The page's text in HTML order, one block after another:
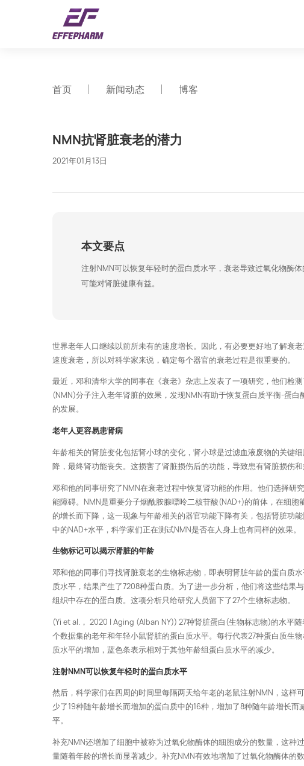
首页 新闻动态 博客
NMN抗肾脏衰老的潜力
2021年01月13日
本文要点
注射NMN可以恢复年轻时的蛋白质水平，衰老导致过氧化物酶
可能对肾脏健康有益。
世界老年人口继续以前所未有的速度增长。因此，有必要更好地了解衰
速度衰老，所以对科学家来说，确定每个器官的衰老过程是很重要的。
最近，邓和清华大学的同事在《衰老》杂志上发表了一项研究，他们检
(NMN)分子注入老年肾脏的效果，发现NMN有助于恢复蛋白质平衡-蛋
的发展。
老年人更容易患肾病
年龄相关的肾脏变化包括肾小球的变化，肾小球是过滤血液废物的关键
降，最终肾功能丧失。这损害了肾脏损伤后的功能，导致患有肾脏损伤和
邓和他的同事研究了NMN在衰老过程中恢复肾功能的作用。他们选择
能障碍。NMN是重要分子烟酰胺腺嘌呤二核苷酸(NAD+)的前体，在细
的增长而下降，这一现象与年龄相关的器官功能下降有关，包括肾脏功
中的NAD+水平，科学家们正在测试NMN是否在人身上也有同样的效果。
生物标记可以揭示肾脏的年龄
邓和他的同事们寻找肾脏衰老的生物标志物，即表明肾脏年龄的蛋白质
质水平，结果产生了7208种蛋白质。为了进一步分析，他们将这些结
组织中存在的蛋白质。这项分析只给研究人员留下了27个生物标志物。
(Yi et al.， 2020 | Aging (Alban NY)) 27种肾脏蛋白(生物标志物)的水平
个数据集的老年和年轻小鼠肾脏的蛋白质水平。每行代表27种蛋白质生
质水平的增加，蓝色条表示相对于其他年龄组蛋白质水平的减少。
注射NMN可以恢复年轻时的蛋白质水平
然后，科学家们在四周的时间里每隔两天给年老的老鼠注射NMN，这
少了19种随年龄增长而增加的蛋白质中的16种，增加了8种随年龄增长
平。
补充NMN还增加了细胞中被称为过氧化物酶体的细胞成分的数量，这
量随着年龄的增长而显著减少。补充NMN有效地增加了过氧化物酶体